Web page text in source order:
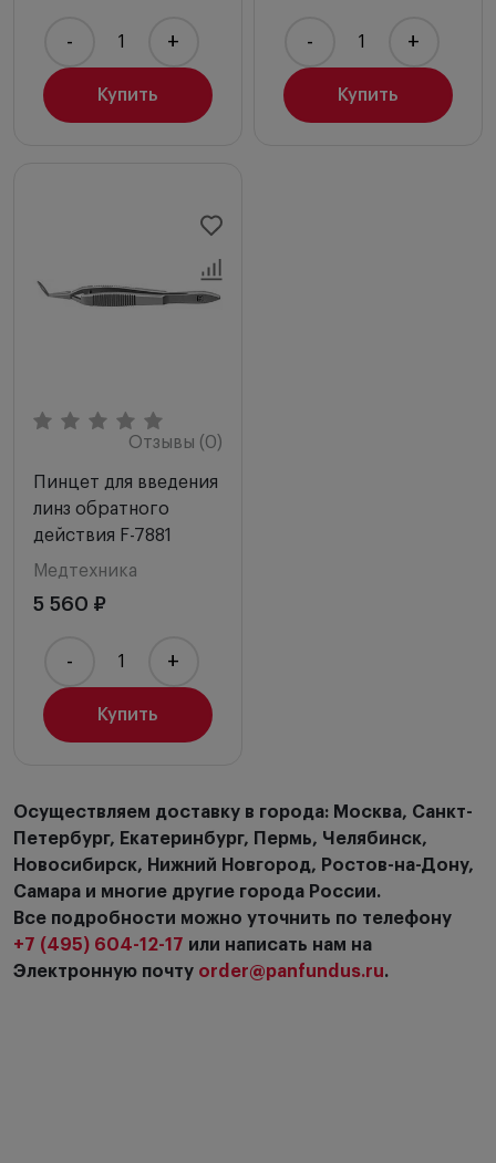
Купить
- +
Купить
- +
Отзывы (0)
Пинцет для введения
линз обратного
действия F-7881
Медтехника
5 560 ₽
Купить
- +
Осуществляем доставку в города: Москва, Санкт-
Петербург, Екатеринбург, Пермь, Челябинск,
Новосибирск, Нижний Новгород, Ростов-на-Дону,
Самара и многие другие города России.
Все подробности можно уточнить по телефону
+7 (495) 604-12-17 или написать нам на
Электронную почту order@panfundus.ru.